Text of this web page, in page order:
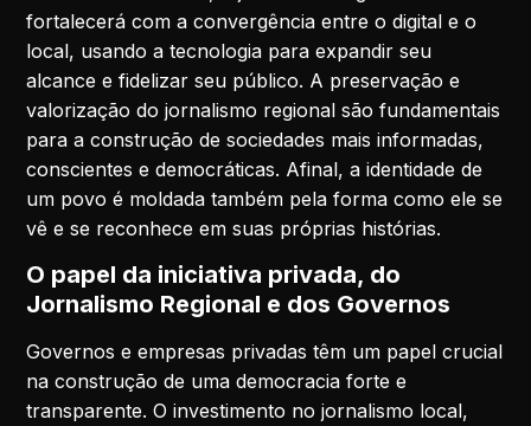
fortalecerá com a convergência entre o digital e o
local, usando a tecnologia para expandir seu
alcance e fidelizar seu público. A preservação e
valorização do jornalismo regional são fundamentais
para a construção de sociedades mais informadas,
conscientes e democráticas. Afinal, a identidade de
um povo é moldada também pela forma como ele se
vê e se reconhece em suas próprias histórias.
O papel da iniciativa privada, do
Jornalismo Regional e dos Governos
Governos e empresas privadas têm um papel crucial
na construção de uma democracia forte e
transparente. O investimento no jornalismo local,